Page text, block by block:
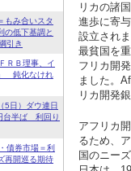
リカの諸
進歩に寄
設立され
最貧国を
フリカ開
ました。
リカ開発
アフリカ
るため、
国のニー